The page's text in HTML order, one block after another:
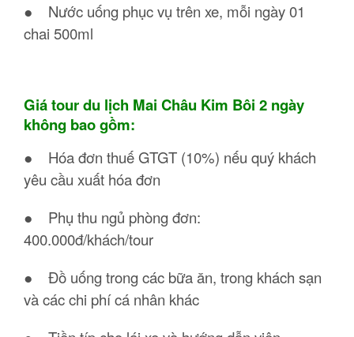
● Nước uống phục vụ trên xe, mỗi ngày 01
chai 500ml
Giá tour du lịch Mai Châu Kim Bôi 2 ngày
không bao gồm:
● Hóa đơn thuế GTGT (10%) nếu quý khách
yêu cầu xuất hóa đơn
● Phụ thu ngủ phòng đơn:
400.000đ/khách/tour
● Đồ uống trong các bữa ăn, trong khách sạn
và các chi phí cá nhân khác